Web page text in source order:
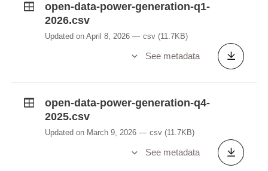
peuvent être connectées à un seul point de
raccordement.
open-data-power-generation-q1-
2026.csv
Updated on April 8, 2026 csv (11.7KB)
See metadata
open-data-power-generation-q4-
2025.csv
Updated on March 9, 2026 csv (11.7KB)
See metadata